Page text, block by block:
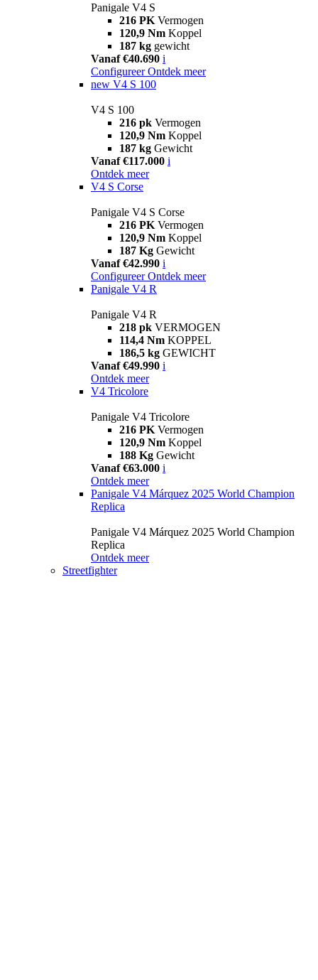
Panigale V4 S
216 PK Vermogen
120,9 Nm Koppel
187 kg gewicht
Vanaf €40.690 i
Configureer Ontdek meer
new V4 S 100
V4 S 100
216 pk Vermogen
120,9 Nm Koppel
187 kg Gewicht
Vanaf €117.000 i
Ontdek meer
V4 S Corse
Panigale V4 S Corse
216 PK Vermogen
120,9 Nm Koppel
187 Kg Gewicht
Vanaf €42.990 i
Configureer Ontdek meer
Panigale V4 R
Panigale V4 R
218 pk VERMOGEN
114,4 Nm KOPPEL
186,5 kg GEWICHT
Vanaf €49.990 i
Ontdek meer
V4 Tricolore
Panigale V4 Tricolore
216 PK Vermogen
120,9 Nm Koppel
188 Kg Gewicht
Vanaf €63.000 i
Ontdek meer
Panigale V4 Márquez 2025 World Champion
Replica
Panigale V4 Márquez 2025 World Champion
Replica
Ontdek meer
Streetfighter